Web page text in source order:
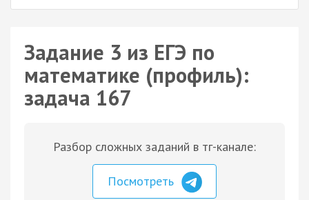
Задание 3 из ЕГЭ по
математике (профиль):
задача 167
Разбор сложных заданий в тг-канале:
Посмотреть